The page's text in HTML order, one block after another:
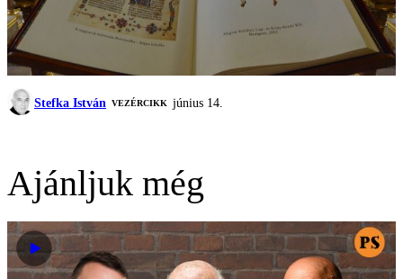
Stefka István VEZÉRCIKK június 14.
Ajánljuk még